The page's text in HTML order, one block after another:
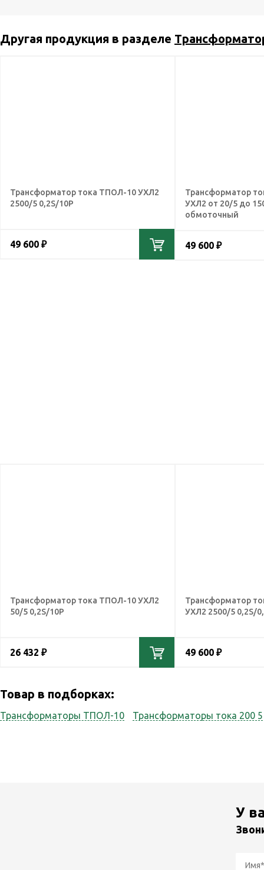
Другая продукция в разделе
Трансформатор тока ТПОЛ-10 УХЛ2
2500/5 0,2S/10Р
49 600 ₽
Трансформатор
УХЛ2 от 20/5 до
обмоточный
49 600 ₽
Трансформатор тока ТПОЛ-10 УХЛ2
50/5 0,2S/10Р
26 432 ₽
Трансформатор
УХЛ2 2500/5 0,2S/
49 600 ₽
Товар в подборках:
Трансформаторы ТПОЛ-10 Трансформаторы тока 200 5
У